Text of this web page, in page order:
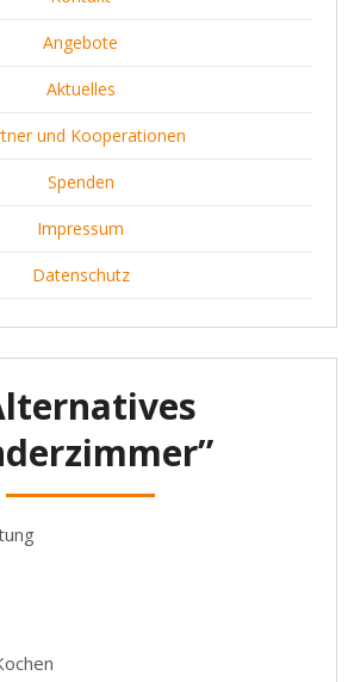
Angebote
Aktuelles
und Kooperationen
Spenden
Impressum
Datenschutz